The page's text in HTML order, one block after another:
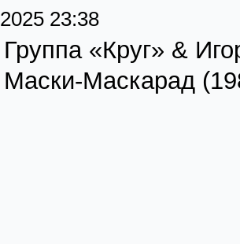
2025 23:38
Группа «Круг» &
Маски-Маскарад